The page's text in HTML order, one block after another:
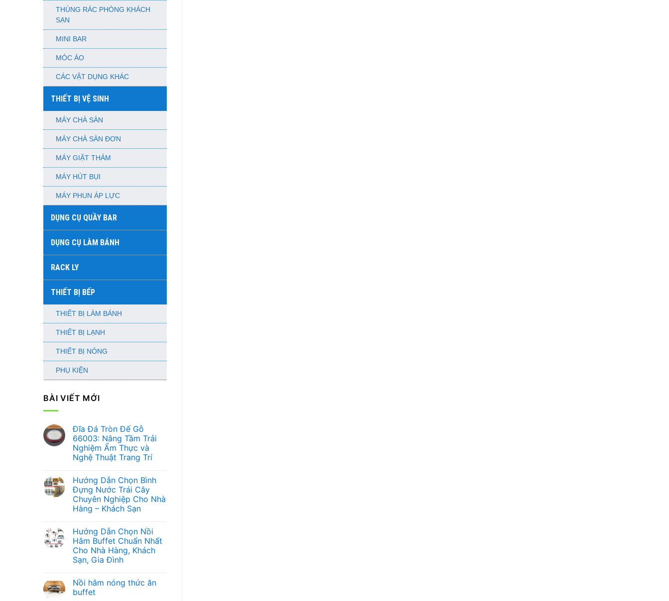
THÙNG RÁC PHÒNG KHÁCH
SẠN
MINI BAR
MÓC ÁO
CÁC VẬT DỤNG KHÁC
THIẾT BỊ VỆ SINH
MÁY CHÀ SÀN
MÁY CHÀ SÀN ĐƠN
MÁY GIẶT THẢM
MÁY HÚT BỤI
MÁY PHUN ÁP LỰC
DỤNG CỤ QUẦY BAR
DỤNG CỤ LÀM BÁNH
RACK LY
THIẾT BỊ BẾP
THIẾT BỊ LÀM BÁNH
THIẾT BỊ LẠNH
THIẾT BỊ NÓNG
PHỤ KIỆN
BÀI VIẾT MỚI
Đĩa Đá Tròn Đế Gỗ
66003: Nâng Tầm Trải
Nghiệm Ẩm Thực và
Nghệ Thuật Trang Trí
bình
luận
ở
Đĩa
Đá
Tròn
66003:
Nâng
Tầm
Trải
Nghiệm
Ẩm
Nghệ
Thuật
Trang
Hướng Dẫn Chọn Bình
Đựng Nước Trái Cây
Chuyên Nghiệp Cho Nhà
Hàng – Khách Sạn
bình
luận
ở
Hướng
Dẫn
Chọn
Nước
Trái
Cây
Hướng Dẫn Chọn Nồi
Hâm Buffet Chuẩn Nhất
Cho Nhà Hàng, Khách
Sạn, Gia Đình
bình
luận
ở
Nồi hâm nóng thức ăn
buffet